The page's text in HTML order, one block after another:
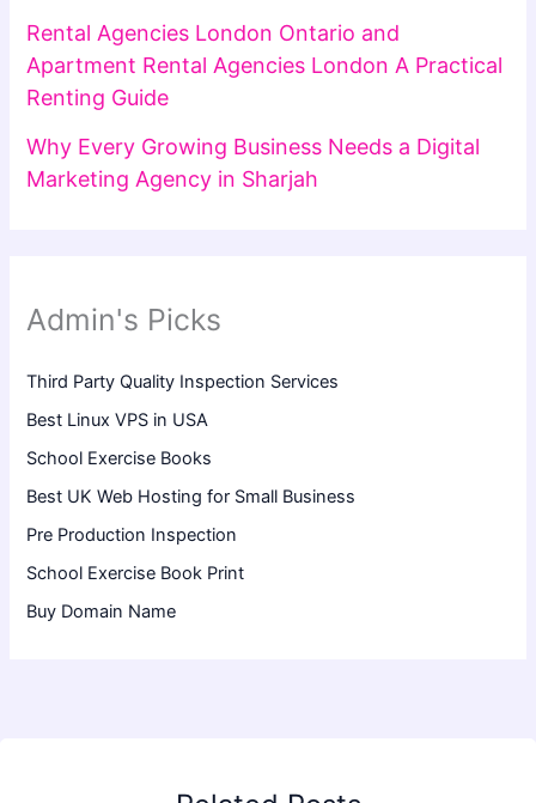
Rental Agencies London Ontario and
Apartment Rental Agencies London A Practical
Renting Guide
Why Every Growing Business Needs a Digital
Marketing Agency in Sharjah
Admin's Picks
Third Party Quality Inspection Services
Best Linux VPS in USA
School Exercise Books
Best UK Web Hosting for Small Business
Pre Production Inspection
School Exercise Book Print
Buy Domain Name